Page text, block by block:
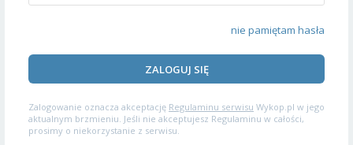
nie pamiętam hasła
ZALOGUJ SIĘ
Zalogowanie oznacza akceptację Regulaminu serwisu Wykop.pl w jego
aktualnym brzmieniu. Jeśli nie akceptujesz Regulaminu w całości,
prosimy o niekorzystanie z serwisu.